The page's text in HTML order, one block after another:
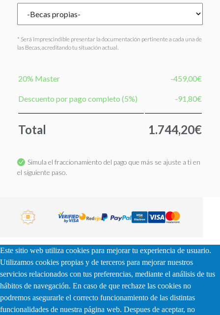
* Será imprescindible presentar la documentación pertinente a cada una de
las Becas, acreditando tu situación actual.
20% Master -459,00€
Descuento por pago completo (5%) -91,80€
Total 1.744,20€
Simula el fraccionamiento del pago que más se ajuste a ti en
el siguiente paso.
Este sitio web utiliza cookies para mejorar tu experiencia de usuario.
Utilizamos cookies propias y de terceros para mejorar nuestros
servicios relacionados con tus preferencias, mediante el análisis de tus
hábitos de navegación. En caso de que rechaze las cookies no
podremos asegurarle el correcto funcionamiento de las distintas
funcionalidades de nuestra página web. Despues de aceptar, no